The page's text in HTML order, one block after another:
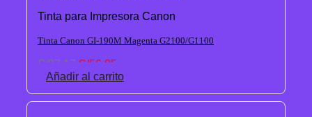
Tinta para Impresora Canon
Tinta Canon GI-190M Magenta G2100/G1100
S/87.17 El
precio
era:
S/56.85
precio
es:
Añadir al carrito